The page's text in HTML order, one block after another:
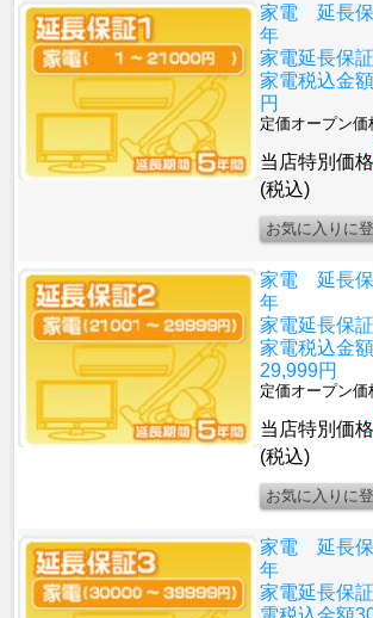
家電 延長
年
家電延長保
家電税込金
円
定価オープン価
当店特別価格
(税込)
家電 延長
年
家電延長保
家電税込金
29,999円
定価オープン価
当店特別価格
(税込)
家電 延長
年
家電延長保